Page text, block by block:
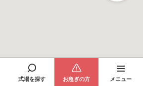
式場を探す お急ぎの方 メニュー